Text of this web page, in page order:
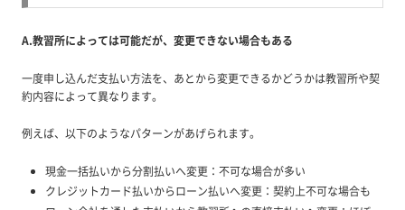
A.教習所によっては可能だが、変更できない場合もある
一度申し込んだ支払い方法を、あとから変更できるかどうかは教習所や契
約内容によって異なります。
例えば、以下のようなパターンがあげられます。
現金一括払いから分割払いへ変更：不可な場合が多い
クレジットカード払いからローン払いへ変更：契約上不可な場合も